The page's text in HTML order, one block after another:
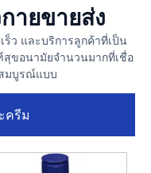
ายขายส่ง
ร็ว และบริการลูกค้าที่เป็น
ขอนามัยจำนวนมากที่เชื่อ
สมบูรณ์แบบ
ครีม